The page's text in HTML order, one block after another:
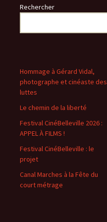
Rechercher
Hommage à Gérard Vidal,
photographe et cinéaste des
luttes
Le chemin de la liberté
Festival CinéBelleville 2026 :
APPEL À FILMS !
Festival CinéBelleville : le
projet
Canal Marches à la Fête du
court métrage